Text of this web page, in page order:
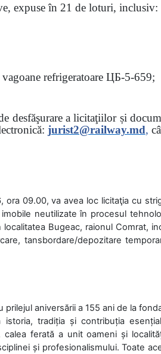
expuse în 21 de loturi, inclusiv:
refrigeratoare ЦБ-5-659;
desfăşurare a licitaţiilor și
jurist2@railway.md,
ora 09.00, va avea loc licitaţia cu
neutilizate în procesul
Bugeac, raionul Comrat,
tansbordare/depozitare
aniversării a 155 ani de la
tradiția și contribuția
ferată a unit oameni și
și profesionalismului. Toate